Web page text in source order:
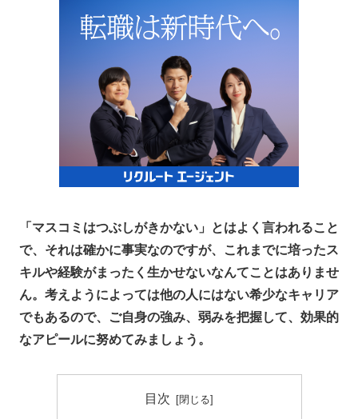
「マスコミはつぶしがきかない」とはよく言われること
で、それは確かに事実なのですが、これまでに培ったス
キルや経験がまったく生かせないなんてことはありませ
ん。考えようによっては他の人にはない希少なキャリア
でもあるので、ご自身の強み、弱みを把握して、効果的
なアピールに努めてみましょう。
目次